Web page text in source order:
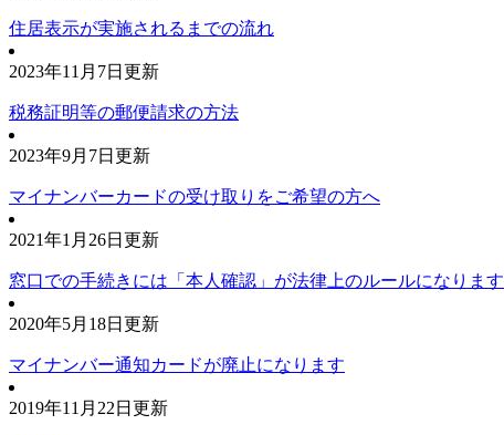
住居表示が実施されるまでの流れ
2023年11月7日更新
税務証明等の郵便請求の方法
2023年9月7日更新
マイナンバーカードの受け取りをご希望の方へ
2021年1月26日更新
窓口での手続きには「本人確認」が法律上のルールになります
2020年5月18日更新
マイナンバー通知カードが廃止になります
2019年11月22日更新